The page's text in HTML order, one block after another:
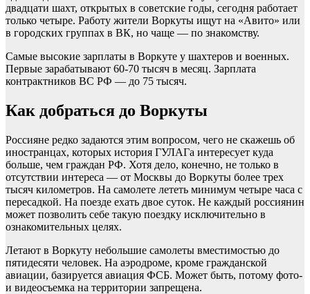
двадцати шахт, открытых в советские годы, сегодня работает
только четыре. Работу жители Воркуты ищут на «Авито» или
в городских группах в ВК, но чаще — по знакомству.
Самые высокие зарплаты в Воркуте у шахтеров и военных.
Первые зарабатывают 60-70 тысяч в месяц. Зарплата
контрактников ВС РФ — до 75 тысяч.
Как добраться до Воркуты
Россияне редко задаются этим вопросом, чего не скажешь об
иностранцах, которых история ГУЛАГа интересует куда
больше, чем граждан РФ. Хотя дело, конечно, не только в
отсутствии интереса — от Москвы до Воркуты более трех
тысяч километров. На самолете лететь минимум четыре часа с
пересадкой. На поезде ехать двое суток. Не каждый россиянин
может позволить себе такую поездку исключительно в
ознакомительных целях.
Летают в Воркуту небольшие самолеты вместимостью до
пятидесяти человек. На аэродроме, кроме гражданской
авиации, базируется авиация ФСБ. Может быть, потому фото-
и видеосъемка на территории запрещена.